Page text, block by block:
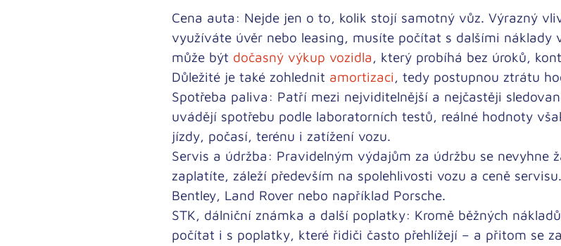
Cena auta: Nejde jen o to, kolik stojí samotný vůz. Výrazný
využíváte úvěr nebo leasing, musíte počítat s dalšími náklady
může být dočasný výkup vozidla, který probíhá bez úroků,
Důležité je také zohlednit amortizaci, tedy postupnou ztrátu
Spotřeba paliva: Patří mezi nejviditelnější a nejčastěji
uvádějí spotřebu podle laboratorních testů, reálné hodnoty
jízdy, počasí, terénu i zatížení vozu.
Servis a údržba: Pravidelným výdajům za údržbu se nevyhne
zaplatíte, záleží především na spolehlivosti vozu a ceně
Bentley, Land Rover nebo například Porsche.
STK, dálniční známka a další poplatky: Kromě běžných
počítat i s poplatky, které řidiči často přehlížejí – a přitom se